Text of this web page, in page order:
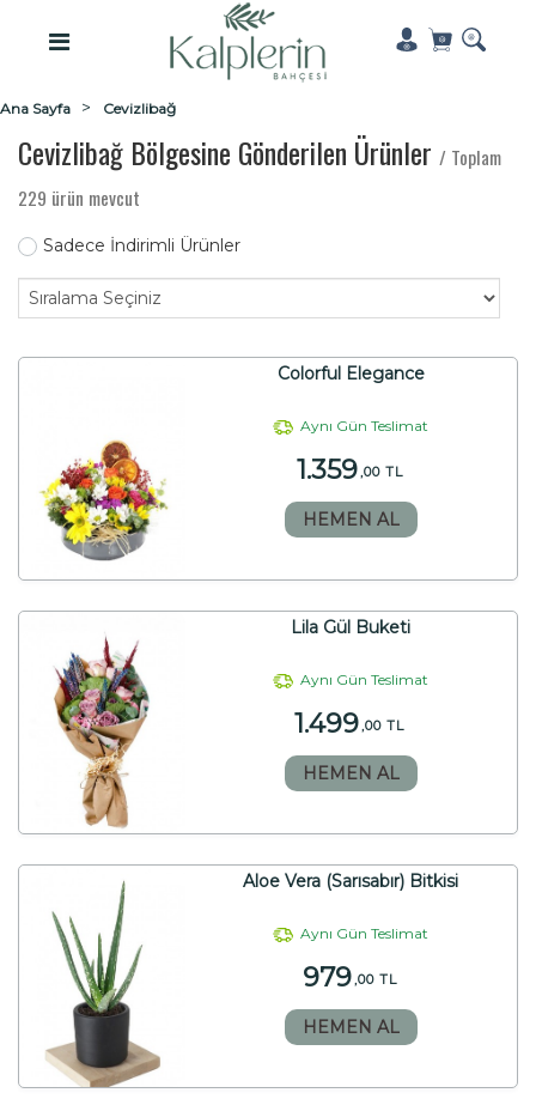
Ana Sayfa Cevizlibağ
Cevizlibağ Bölgesine Gönderilen Ürünler / Toplam
229 ürün mevcut
Sadece İndirimli Ürünler
Colorful Elegance
Aynı Gün Teslimat
1.359,00 TL
HEMEN AL
Lila Gül Buketi
Aynı Gün Teslimat
1.499,00 TL
HEMEN AL
Aloe Vera (Sarısabır) Bitkisi
Aynı Gün Teslimat
979,00 TL
HEMEN AL